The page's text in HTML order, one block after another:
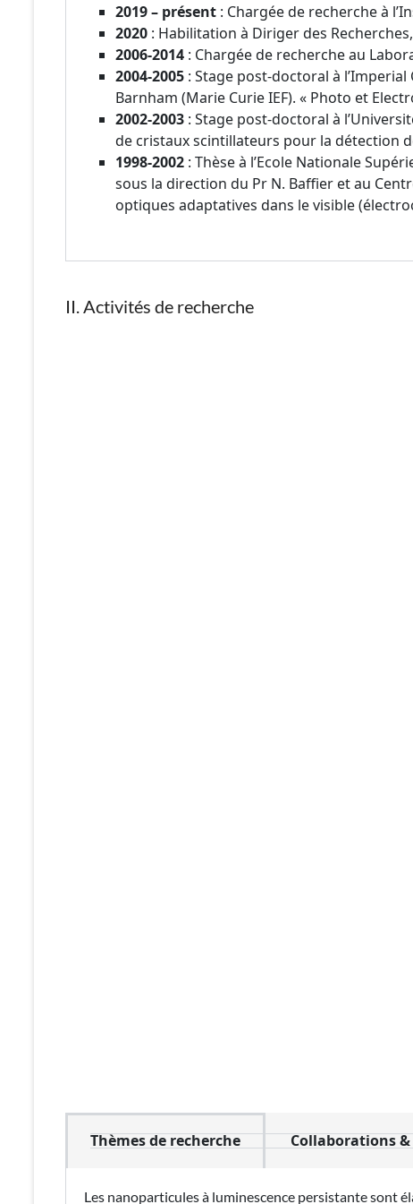
2019 – présent : Chargée de recherche à
2020 : Habilitation à Diriger des
2006-2014 : Chargée de recherche au
2004-2005 : Stage post-doctoral à
Barnham (Marie Curie IEF). « Photo et
2002-2003 : Stage post-doctoral à
de cristaux scintillateurs pour la détection
1998-2002 : Thèse à l’Ecole Nationale
sous la direction du Pr N. Baffier et au
optiques adaptatives dans le visible
II. Activités de recherche
Thèmes de recherche Collaborations
Les nanoparticules à luminescence persistante sont